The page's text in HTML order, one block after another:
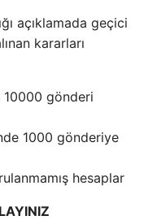
açıklamada geçici
kararları
10000 gönderi
1000 gönderiye
hesaplar